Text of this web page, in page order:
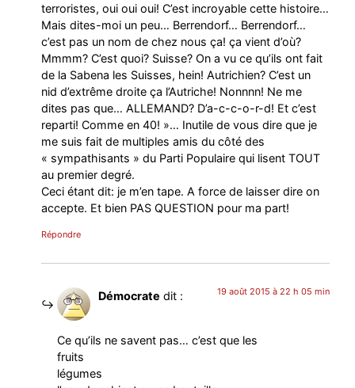
terroristes, oui oui oui! C’est incroyable cette histoire…
Mais dites-moi un peu… Berrendorf… Berrendorf…
c’est pas un nom de chez nous ça! ça vient d’où?
Mmmm? C’est quoi? Suisse? On a vu ce qu’ils ont fait
de la Sabena les Suisses, hein! Autrichien? C’est un
nid d’extrême droite ça l’Autriche! Nonnnn! Ne me
dites pas que… ALLEMAND? D’a-c-c-o-r-d! Et c’est
reparti! Comme en 40! »… Inutile de vous dire que je
me suis fait de multiples amis du côté des
« sympathisants » du Parti Populaire qui lisent TOUT
au premier degré.
Ceci étant dit: je m’en tape. A force de laisser dire on
accepte. Et bien PAS QUESTION pour ma part!
Répondre
Démocrate dit : 19 août 2015 à 22 h 05 min
Ce qu’ils ne savent pas… c’est que les
fruits
légumes